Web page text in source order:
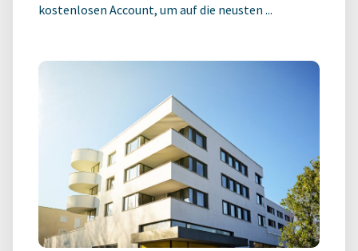
kostenlosen Account, um auf die neusten ...